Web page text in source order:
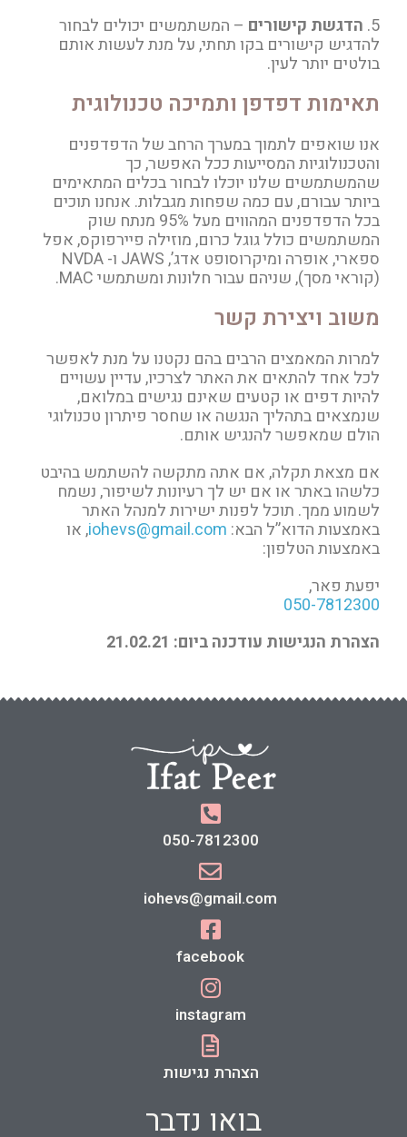
5. הדגשת קישורים – המשתמשים יכולים לבחור
להדגיש קישורים בקו תחתי, על מנת לעשות אותם
בולטים יותר לעין.
תאימות דפדפן ותמיכה טכנולוגית
אנו שואפים לתמוך במערך הרחב של הדפדפנים
והטכנולוגיות המסייעות ככל האפשר, כך
שהמשתמשים שלנו יוכלו לבחור בכלים המתאימים
ביותר עבורם, עם כמה שפחות מגבלות. אנחנו תוכים
בכל הדפדפנים המהווים מעל 95% מנתח שוק
המשתמשים כולל גוגל כרום, מוזילה פיירפוקס, אפל
ספארי, אופרה ומיקרוסופט אדג’, JAWS ו- NVDA
(קוראי מסך), שניהם עבור חלונות ומשתמשי MAC.
משוב ויצירת קשר
למרות המאמצים הרבים בהם נקטנו על מנת לאפשר
לכל אחד להתאים את האתר לצרכיו, עדיין עשויים
להיות דפים או קטעים שאינם נגישים במלואם,
שנמצאים בתהליך הנגשה או שחסר פיתרון טכנולוגי
הולם שמאפשר להנגיש אותם.
אם מצאת תקלה, אם אתה מתקשה להשתמש בהיבט
כלשהו באתר או אם יש לך רעיונות לשיפור, נשמח
לשמוע ממך. תוכל לפנות ישירות למנהל האתר
באמצעות הדוא”ל הבא: iohevs@gmail.com, או
באמצעות הטלפון:
יפעת פאר,
050-7812300
הצהרת הנגישות עודכנה ביום: 21.02.21
050-7812300
iohevs@gmail.com
facebook
instagram
הצהרת נגישות
בואו נדבר